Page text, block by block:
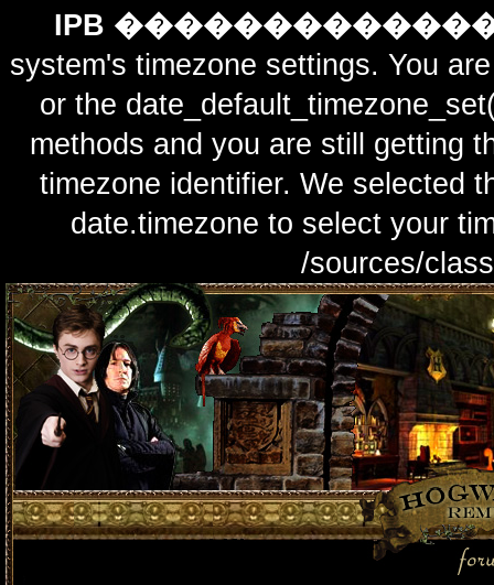
IPB
system's timezone settings. You
or the
methods and you are still getting
timezone identifier. We selected
date.timezone to select
/sources/